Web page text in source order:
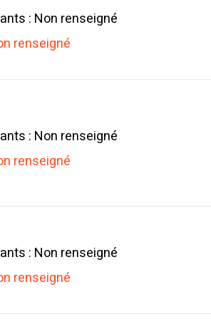
: Non renseigné
renseigné
: Non renseigné
renseigné
: Non renseigné
renseigné